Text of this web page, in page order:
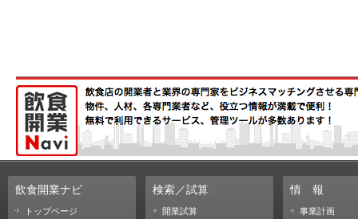
飲食開業ナビ
トップページ
検索／試算
開業試算
情 報
事業計画